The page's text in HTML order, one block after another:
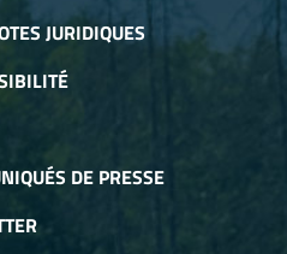
JURIDIQUES
DE PRESSE